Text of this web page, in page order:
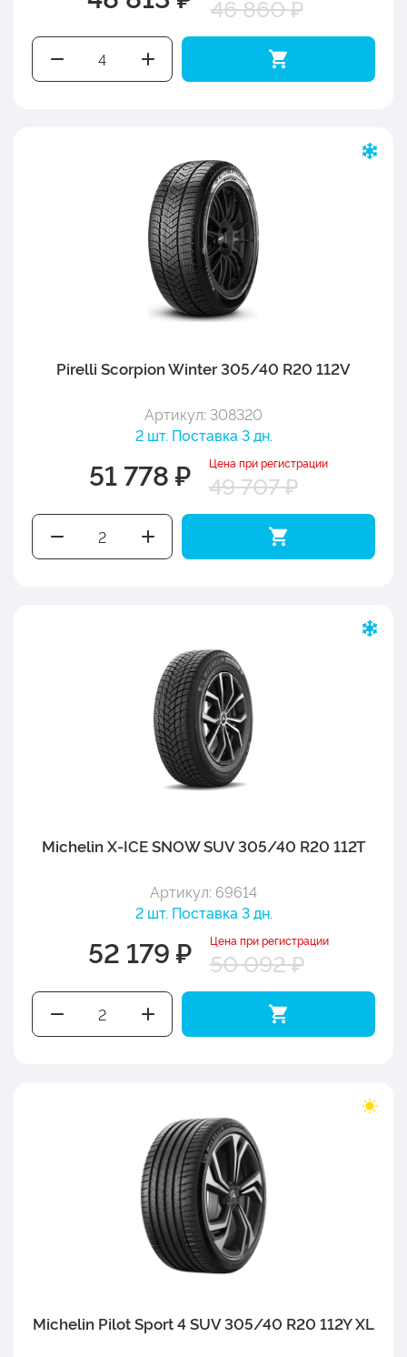
46 860 ₽
Pirelli Scorpion Winter 305/40 R20 112V
Артикул: 308320
2 шт. Поставка 3 дн.
51 778 ₽ Цена при регистрации
49 707 ₽
Michelin X-ICE SNOW SUV 305/40 R20 112T
Артикул: 69614
2 шт. Поставка 3 дн.
52 179 ₽ Цена при регистрации
50 092 ₽
Michelin Pilot Sport 4 SUV 305/40 R20 112Y XL